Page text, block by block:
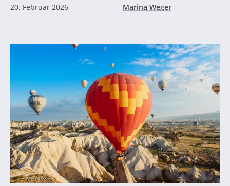
20. Februar 2026
Marina Weger